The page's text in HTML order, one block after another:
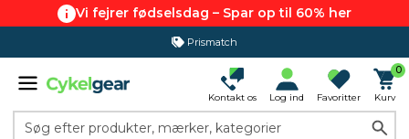
Vi fejrer fødselsdag – Spar op til 60% her
Prismatch
365 dages returret
Kontakt os Log ind Favoritter
0
Kurv
Søg efter produkter, mærker, kategorier